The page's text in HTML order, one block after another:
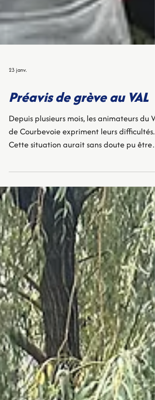
23 janv.
Préavis de grève au VAL
de Courbevoie expriment leurs difficultés.
Cette situation aurait sans doute pu être
évitée avec davantage d’écoute, de
dialogue et d’anticipation.